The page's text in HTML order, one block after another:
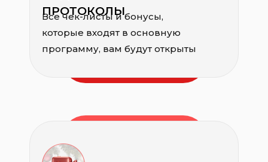
ПРОТОКОЛЫ
Все чек-листы и бонусы,
которые входят в основную
программу, вам будут открыты